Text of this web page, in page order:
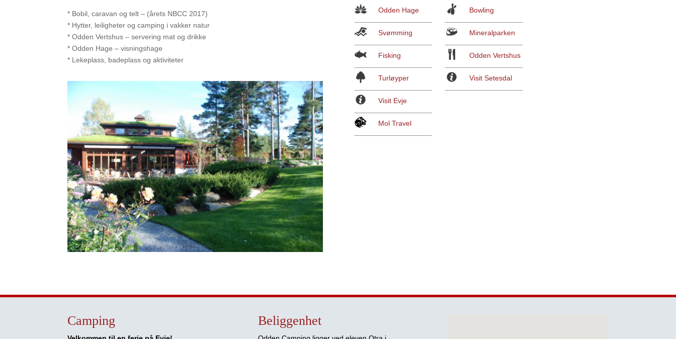
* Bobil, caravan og telt – (årets NBCC 2017)
* Hytter, leiligheter og camping i vakker natur
* Odden Vertshus – servering mat og drikke
* Odden Hage – visningshage
* Lekeplass, badeplass og aktiviteter
Odden Hage
Svømming
Fisking
Turløyper
Visit Evje
Mol Travel
Bowling
Mineralparken
Odden Vertshus
Visit Setesdal
Camping Beliggenhet